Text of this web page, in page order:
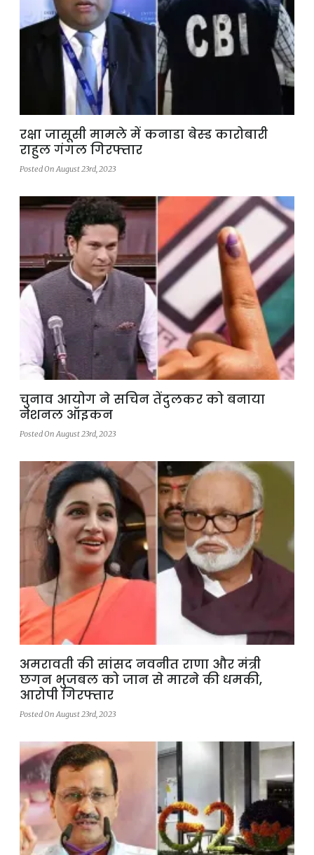
रक्षा जासूसी मामले में कनाडा बेस्ड कारोबारी
राहुल गंगल गिरफ्तार
Posted On August 23rd, 2023
चुनाव आयोग ने सचिन तेंदुलकर को बनाया
नेशनल ऑइकन
Posted On August 23rd, 2023
अमरावती की सांसद नवनीत राणा और मंत्री
छगन भुजबल को जान से मारने की धमकी,
आरोपी गिरफ्तार
Posted On August 23rd, 2023